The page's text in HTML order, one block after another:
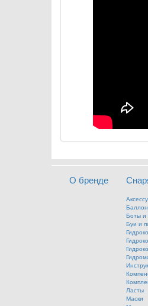
О бренде
Боты и
Буи и
Ласты
Маски